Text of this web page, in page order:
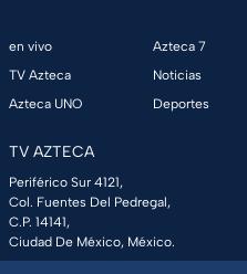
en vivo
TV Azteca
Azteca UNO
Azteca 7
Noticias
Deportes
TV AZTECA
Periférico Sur 4121,
Col. Fuentes Del Pedregal,
C.P. 14141,
Ciudad De México, México.